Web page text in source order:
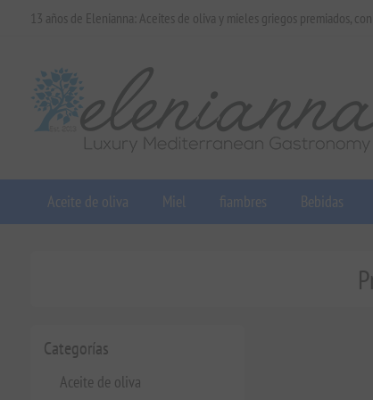
13 años de Elenianna: Aceites de oliva y mieles griegos premiados,
Aceite de oliva Miel fiambres Bebidas
Categorías
Aceite de oliva